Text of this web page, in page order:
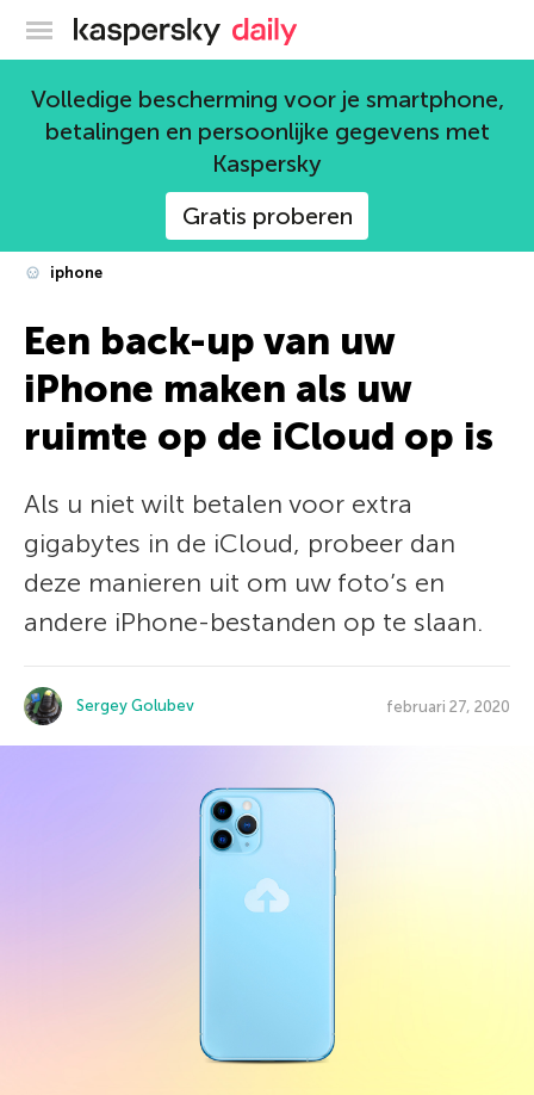
Kaspersky official blog
Volledige bescherming voor je smartphone,
betalingen en persoonlijke gegevens met
Kaspersky
Gratis proberen
iphone
Een back-up van uw
iPhone maken als uw
ruimte op de iCloud op is
Als u niet wilt betalen voor extra
gigabytes in de iCloud, probeer dan
deze manieren uit om uw foto’s en
andere iPhone-bestanden op te slaan.
Sergey Golubev februari 27, 2020